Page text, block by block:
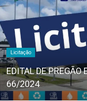
Licitação
EDITAL DE